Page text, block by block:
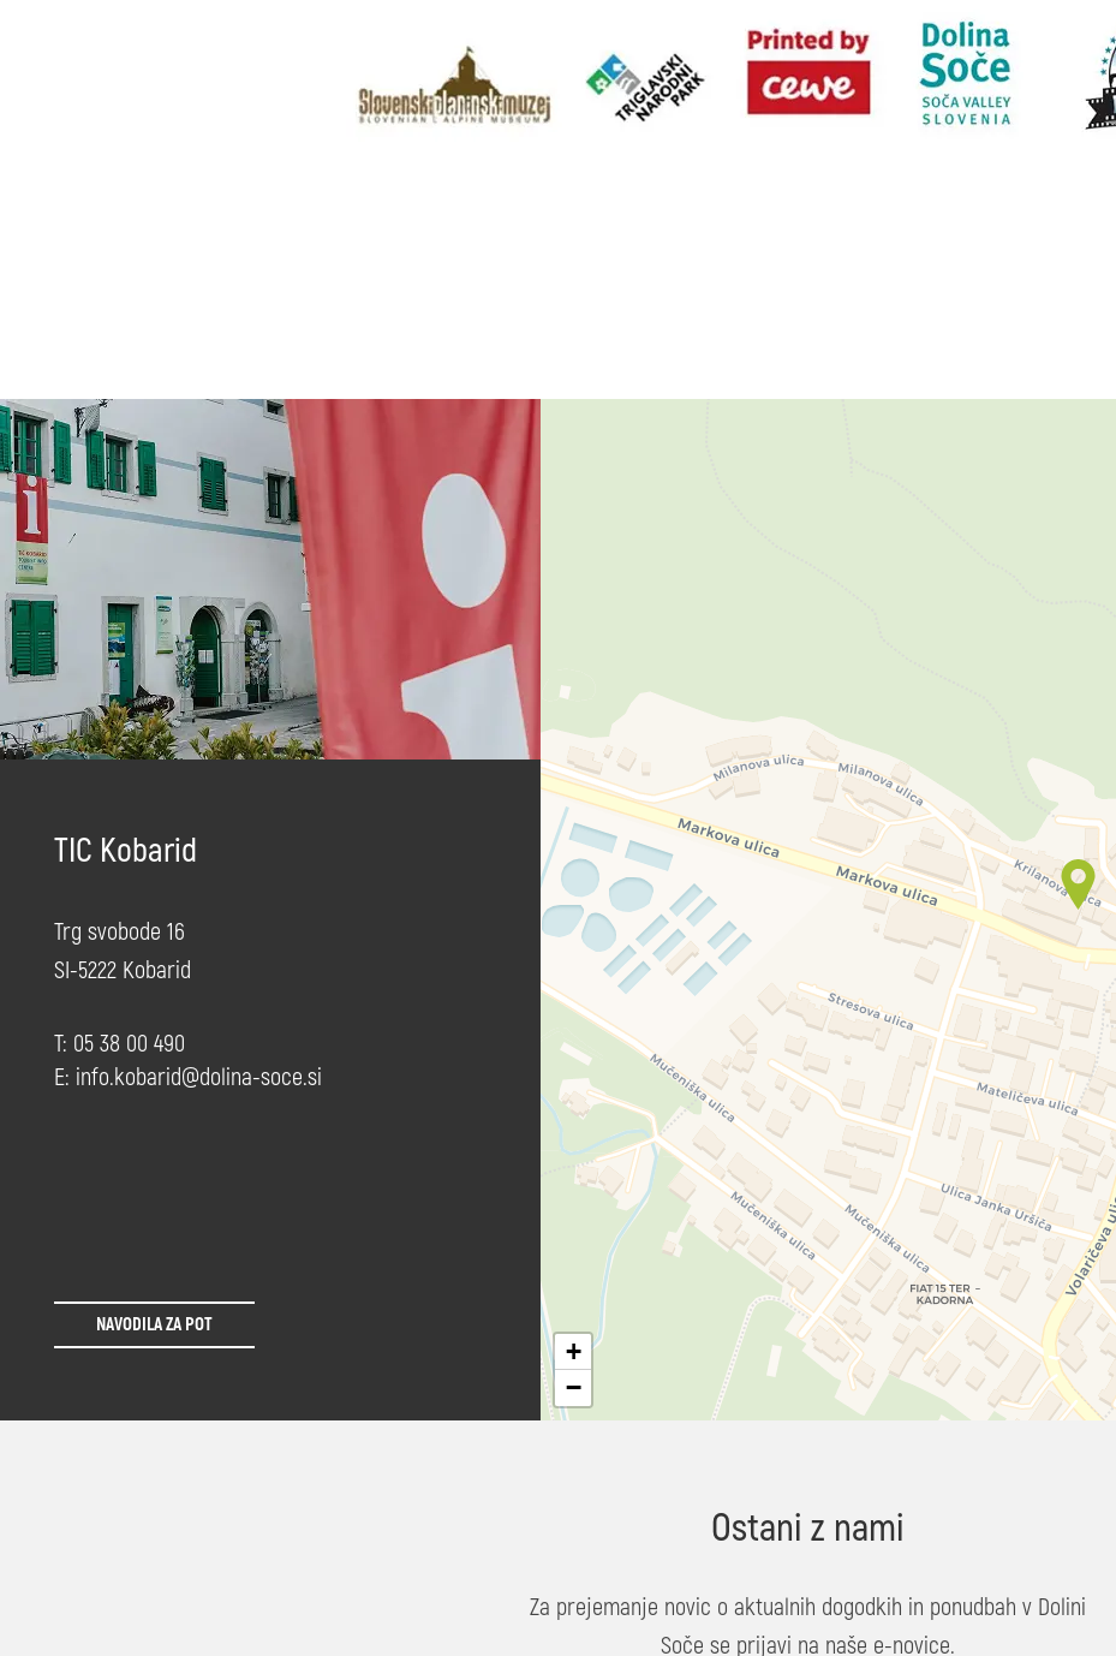
TIC Kobarid
Trg svobode 16
SI-5222 Kobarid
T: 05 38 00 490
E: info.kobarid@dolina-soce.si
NAVODILA ZA POT
+
−
Ostani z nami
Za prejemanje novic o aktualnih dogodkih in ponudbah v Dolini
Soče se prijavi na naše e-novice.